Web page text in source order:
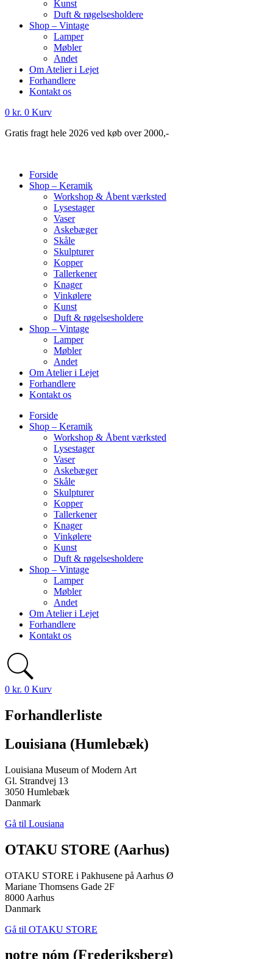
Kunst
Duft & røgelsesholdere
Shop – Vintage
Lamper
Møbler
Andet
Om Atelier i Lejet
Forhandlere
Kontakt os
0 kr. 0 Kurv
Gratis fragt hele 2026 ved køb over 2000,-
Forside
Shop – Keramik
Workshop & Åbent værksted
Lysestager
Vaser
Askebæger
Skåle
Skulpturer
Kopper
Tallerkener
Knager
Vinkølere
Kunst
Duft & røgelsesholdere
Shop – Vintage
Lamper
Møbler
Andet
Om Atelier i Lejet
Forhandlere
Kontakt os
Forside
Shop – Keramik
Workshop & Åbent værksted
Lysestager
Vaser
Askebæger
Skåle
Skulpturer
Kopper
Tallerkener
Knager
Vinkølere
Kunst
Duft & røgelsesholdere
Shop – Vintage
Lamper
Møbler
Andet
Om Atelier i Lejet
Forhandlere
Kontakt os
0 kr. 0 Kurv
Forhandlerliste
Louisiana (Humlebæk)
Louisiana Museum of Modern Art
Gl. Strandvej 13
3050 Humlebæk
Danmark
Gå til Lousiana
OTAKU STORE (Aarhus)
OTAKU STORE i Pakhusene på Aarhus Ø
Mariane Thomsens Gade 2F
8000 Aarhus
Danmark
Gå til OTAKU STORE
notre nóm (Frederiksberg)